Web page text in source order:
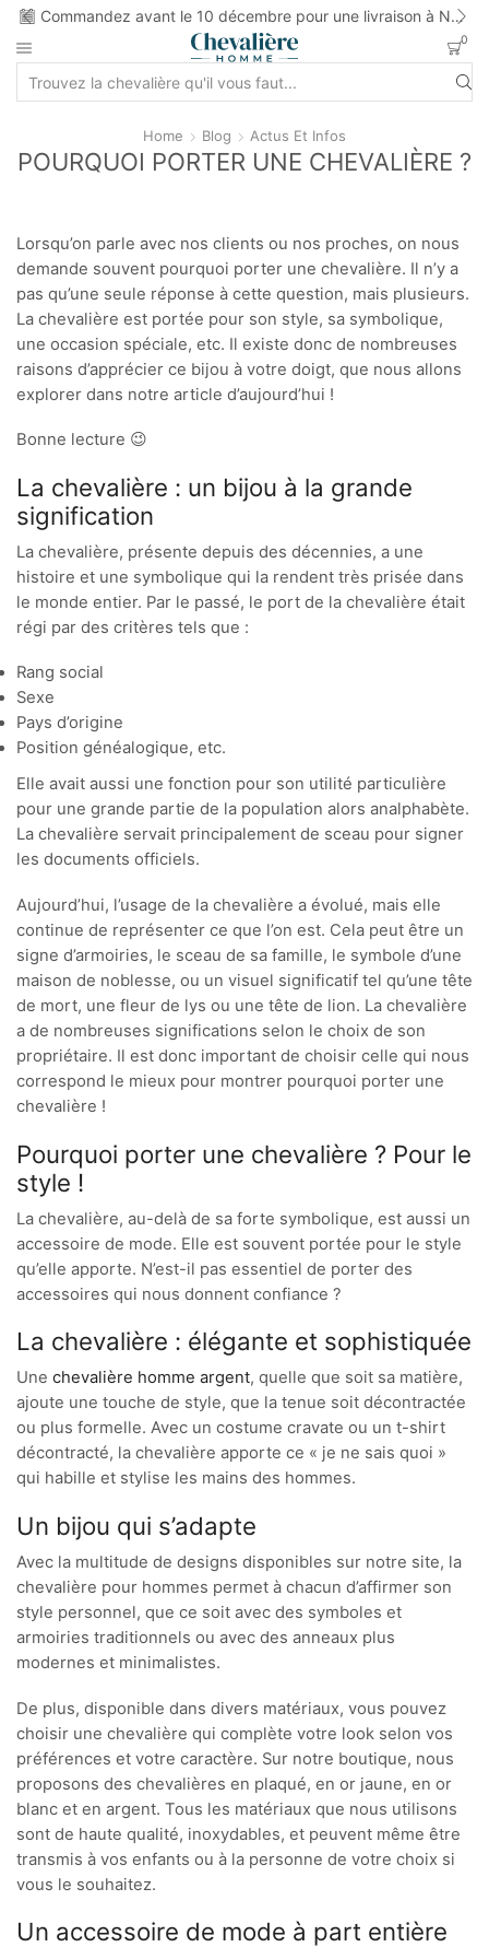
Commandez avant le 10 décembre pour une livraison à Noel
0
Home Blog Actus Et Infos
POURQUOI PORTER UNE CHEVALIÈRE ?
Lorsqu’on parle avec nos clients ou nos proches, on nous
demande souvent pourquoi porter une chevalière. Il n’y a
pas qu’une seule réponse à cette question, mais plusieurs.
La chevalière est portée pour son style, sa symbolique,
une occasion spéciale, etc. Il existe donc de nombreuses
raisons d’apprécier ce bijou à votre doigt, que nous allons
explorer dans notre article d’aujourd’hui !
Bonne lecture 😉
La chevalière : un bijou à la grande
signification
La chevalière, présente depuis des décennies, a une
histoire et une symbolique qui la rendent très prisée dans
le monde entier. Par le passé, le port de la chevalière était
régi par des critères tels que :
Rang social
Sexe
Pays d’origine
Position généalogique, etc.
Elle avait aussi une fonction pour son utilité particulière
pour une grande partie de la population alors analphabète.
La chevalière servait principalement de sceau pour signer
les documents officiels.
Aujourd’hui, l’usage de la chevalière a évolué, mais elle
continue de représenter ce que l’on est. Cela peut être un
signe d’armoiries, le sceau de sa famille, le symbole d’une
maison de noblesse, ou un visuel significatif tel qu’une tête
de mort, une fleur de lys ou une tête de lion. La chevalière
a de nombreuses significations selon le choix de son
propriétaire. Il est donc important de choisir celle qui nous
correspond le mieux pour montrer pourquoi porter une
chevalière !
Pourquoi porter une chevalière ? Pour le
style !
La chevalière, au-delà de sa forte symbolique, est aussi un
accessoire de mode. Elle est souvent portée pour le style
qu’elle apporte. N’est-il pas essentiel de porter des
accessoires qui nous donnent confiance ?
La chevalière : élégante et sophistiquée
Une chevalière homme argent, quelle que soit sa matière,
ajoute une touche de style, que la tenue soit décontractée
ou plus formelle. Avec un costume cravate ou un t-shirt
décontracté, la chevalière apporte ce « je ne sais quoi »
qui habille et stylise les mains des hommes.
Un bijou qui s’adapte
Avec la multitude de designs disponibles sur notre site, la
chevalière pour hommes permet à chacun d’affirmer son
style personnel, que ce soit avec des symboles et
armoiries traditionnels ou avec des anneaux plus
modernes et minimalistes.
De plus, disponible dans divers matériaux, vous pouvez
choisir une chevalière qui complète votre look selon vos
préférences et votre caractère. Sur notre boutique, nous
proposons des chevalières en plaqué, en or jaune, en or
blanc et en argent. Tous les matériaux que nous utilisons
sont de haute qualité, inoxydables, et peuvent même être
transmis à vos enfants ou à la personne de votre choix si
vous le souhaitez.
Un accessoire de mode à part entière